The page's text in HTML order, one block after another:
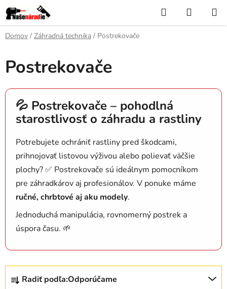
Prejsť
na
obsah
Hľadať
KOŠÍK
Domov / Záhradná technika / Postrekovače
Postrekovače
💦 Postrekovače – pohodlná
starostlivosť o záhradu a rastliny
Potrebujete ochrániť rastliny pred škodcami,
prihnojovať listovou výživou alebo polievať väčšie
plochy? ✅ Postrekovače sú ideálnym pomocníkom
pre záhradkárov aj profesionálov. V ponuke máme
ručné, chrbtové aj aku modely.
Jednoduchá manipulácia, rovnomerný postrek a
úspora času. 🌱
R
Radiť podľa:Odporúčame